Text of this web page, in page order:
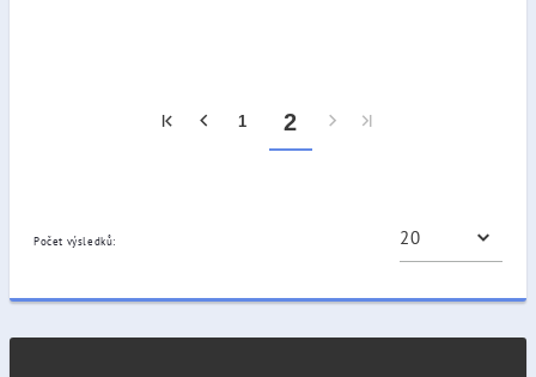
1 2
Počet výsledků: